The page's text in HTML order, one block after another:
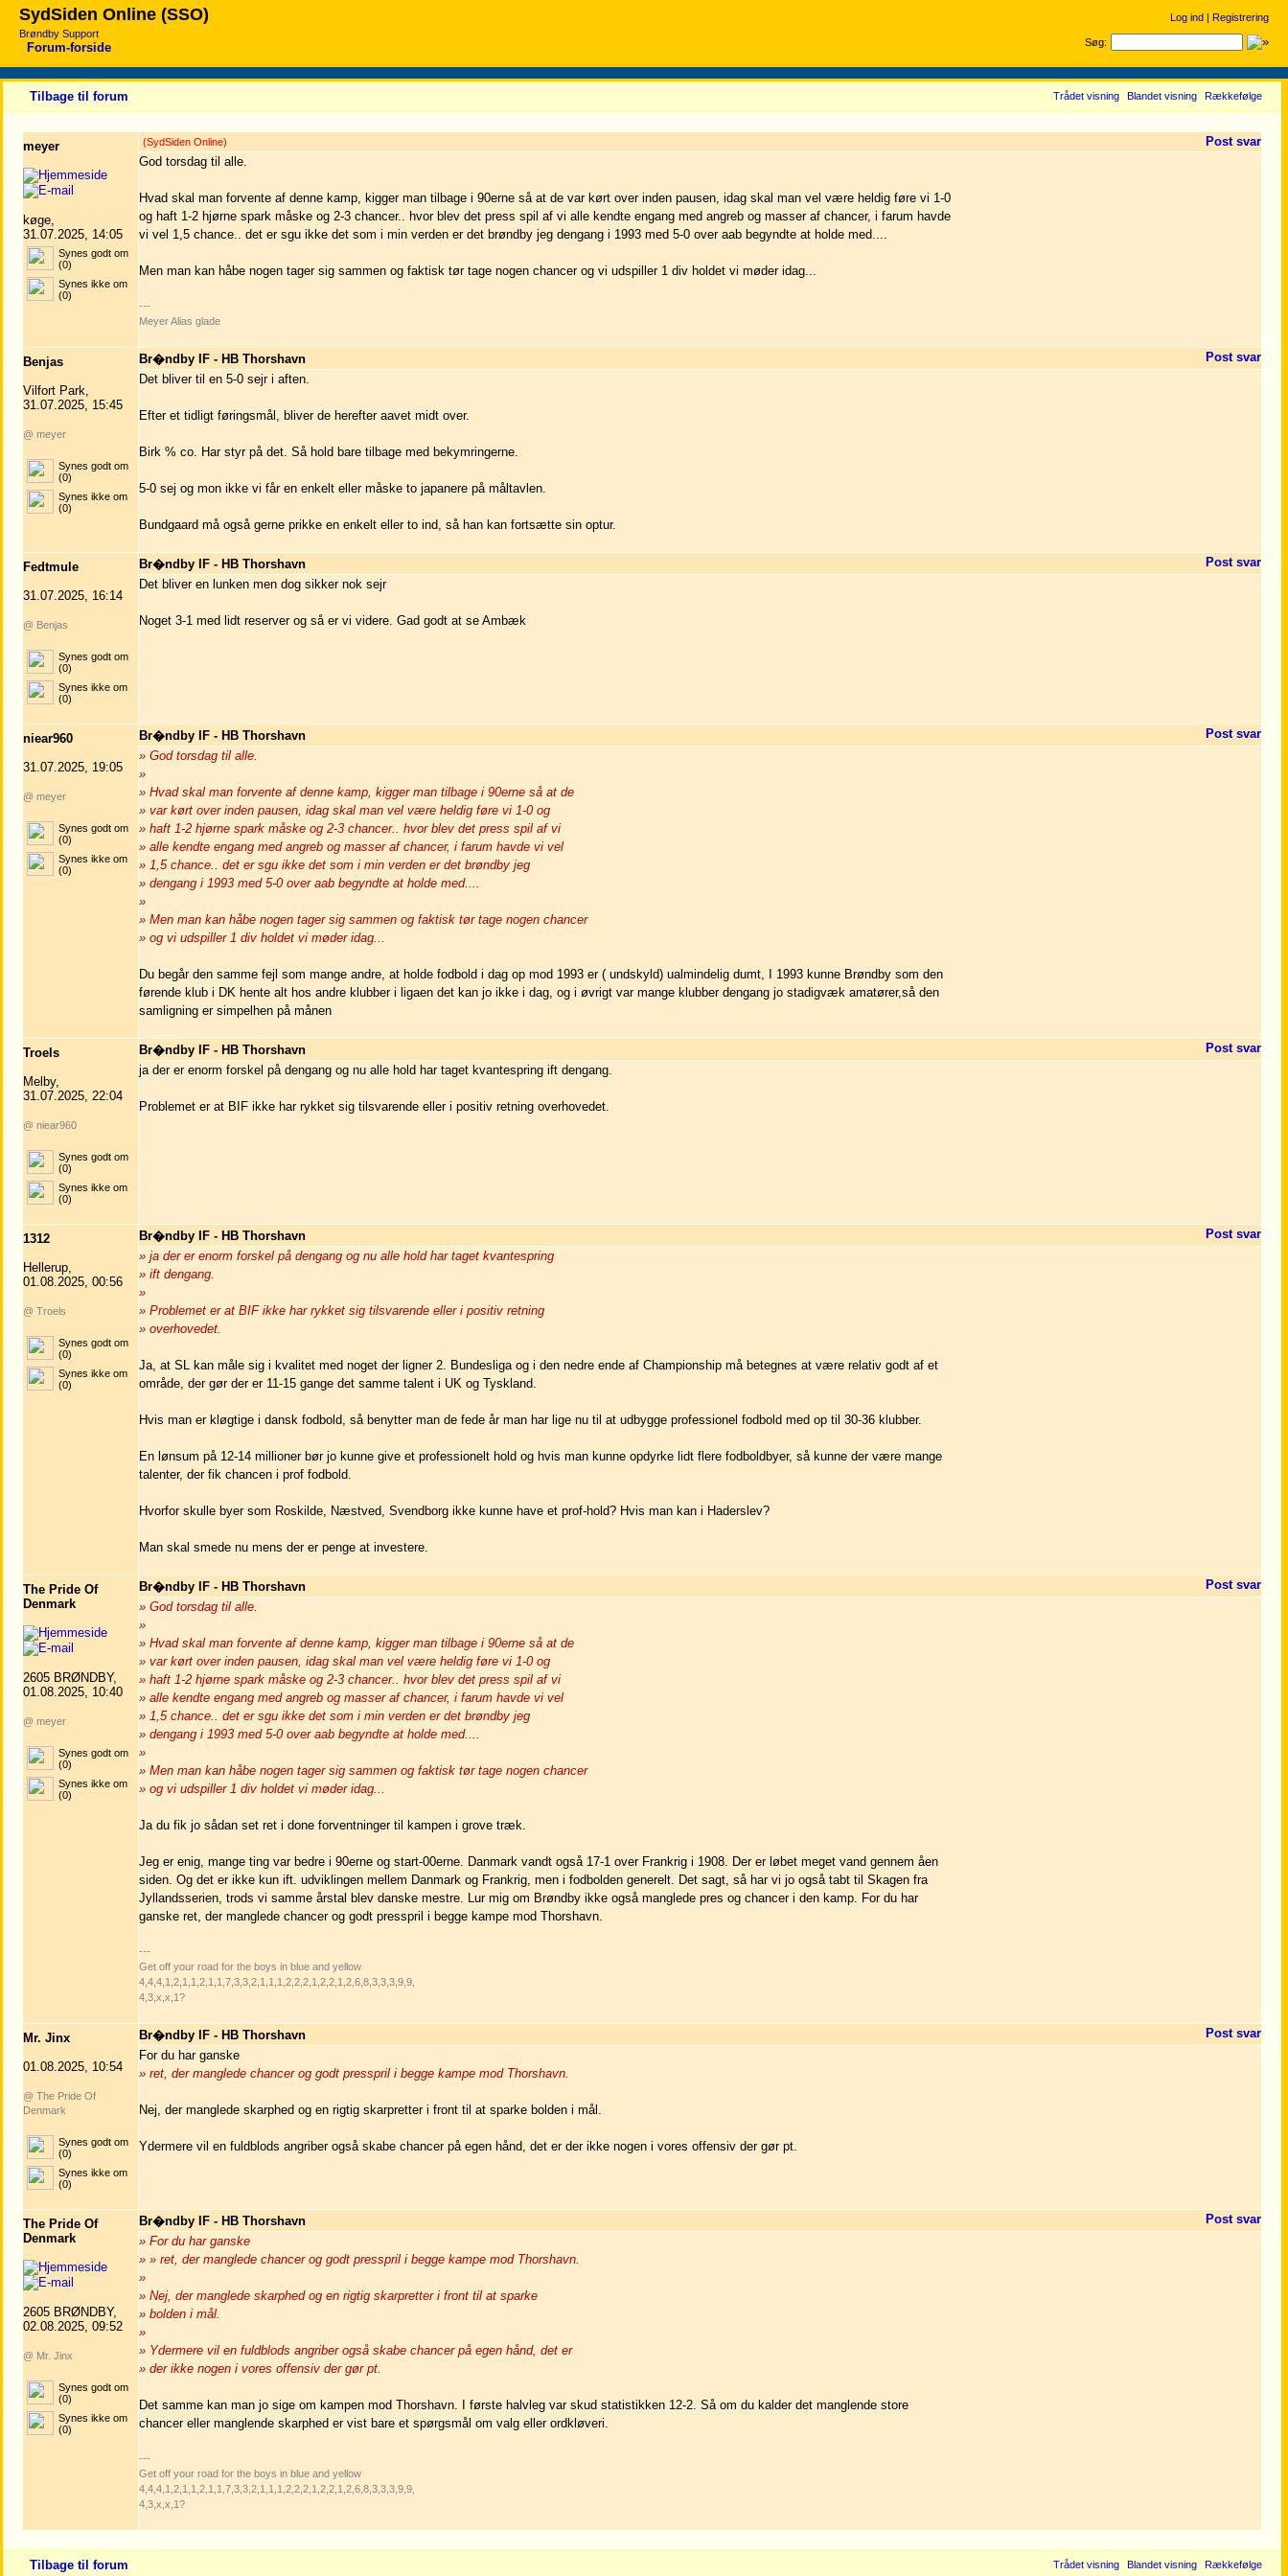
SydSiden Online (SSO)
Brøndby Support
Forum-forside
Log ind | Registrering
Søg:
Tilbage til forum Trådet visning Blandet visning Rækkefølge
meyer
køge,
31.07.2025, 14:05
Synes godt om
(0)
Synes ikke om
(0)
(SydSiden Online)
Post svar
God torsdag til alle.
Hvad skal man forvente af denne kamp, kigger man tilbage i 90erne så at de var kørt over inden pausen, idag skal man vel være heldig føre vi 1-0
og haft 1-2 hjørne spark måske og 2-3 chancer.. hvor blev det press spil af vi alle kendte engang med angreb og masser af chancer, i farum havde
vi vel 1,5 chance.. det er sgu ikke det som i min verden er det brøndby jeg dengang i 1993 med 5-0 over aab begyndte at holde med....
Men man kan håbe nogen tager sig sammen og faktisk tør tage nogen chancer og vi udspiller 1 div holdet vi møder idag...
---
Meyer Alias glade
Benjas
Vilfort Park,
31.07.2025, 15:45
@ meyer
Synes godt om
(0)
Synes ikke om
(0)
Br�ndby IF - HB Thorshavn
Post svar
Det bliver til en 5-0 sejr i aften.
Efter et tidligt føringsmål, bliver de herefter aavet midt over.
Birk % co. Har styr på det. Så hold bare tilbage med bekymringerne.
5-0 sej og mon ikke vi får en enkelt eller måske to japanere på måltavlen.
Bundgaard må også gerne prikke en enkelt eller to ind, så han kan fortsætte sin optur.
Fedtmule
31.07.2025, 16:14
@ Benjas
Synes godt om
(0)
Synes ikke om
(0)
Br�ndby IF - HB Thorshavn
Post svar
Det bliver en lunken men dog sikker nok sejr
Noget 3-1 med lidt reserver og så er vi videre. Gad godt at se Ambæk
niear960
31.07.2025, 19:05
@ meyer
Synes godt om
(0)
Synes ikke om
(0)
Br�ndby IF - HB Thorshavn
Post svar
» God torsdag til alle.
»
» Hvad skal man forvente af denne kamp, kigger man tilbage i 90erne så at de
» var kørt over inden pausen, idag skal man vel være heldig føre vi 1-0 og
» haft 1-2 hjørne spark måske og 2-3 chancer.. hvor blev det press spil af vi
» alle kendte engang med angreb og masser af chancer, i farum havde vi vel
» 1,5 chance.. det er sgu ikke det som i min verden er det brøndby jeg
» dengang i 1993 med 5-0 over aab begyndte at holde med....
»
» Men man kan håbe nogen tager sig sammen og faktisk tør tage nogen chancer
» og vi udspiller 1 div holdet vi møder idag...
Du begår den samme fejl som mange andre, at holde fodbold i dag op mod 1993 er ( undskyld) ualmindelig dumt, I 1993 kunne Brøndby som den
førende klub i DK hente alt hos andre klubber i ligaen det kan jo ikke i dag, og i øvrigt var mange klubber dengang jo stadigvæk amatører,så den
samligning er simpelhen på månen
Troels
Melby,
31.07.2025, 22:04
@ niear960
Synes godt om
(0)
Synes ikke om
(0)
Br�ndby IF - HB Thorshavn
Post svar
ja der er enorm forskel på dengang og nu alle hold har taget kvantespring ift dengang.
Problemet er at BIF ikke har rykket sig tilsvarende eller i positiv retning overhovedet.
1312
Hellerup,
01.08.2025, 00:56
@ Troels
Synes godt om
(0)
Synes ikke om
(0)
Br�ndby IF - HB Thorshavn
Post svar
» ja der er enorm forskel på dengang og nu alle hold har taget kvantespring
» ift dengang.
»
» Problemet er at BIF ikke har rykket sig tilsvarende eller i positiv retning
» overhovedet.
Ja, at SL kan måle sig i kvalitet med noget der ligner 2. Bundesliga og i den nedre ende af Championship må betegnes at være relativ godt af et
område, der gør der er 11-15 gange det samme talent i UK og Tyskland.
Hvis man er kløgtige i dansk fodbold, så benytter man de fede år man har lige nu til at udbygge professionel fodbold med op til 30-36 klubber.
En lønsum på 12-14 millioner bør jo kunne give et professionelt hold og hvis man kunne opdyrke lidt flere fodboldbyer, så kunne der være mange
talenter, der fik chancen i prof fodbold.
Hvorfor skulle byer som Roskilde, Næstved, Svendborg ikke kunne have et prof-hold? Hvis man kan i Haderslev?
Man skal smede nu mens der er penge at investere.
The Pride Of
Denmark
2605 BRØNDBY,
01.08.2025, 10:40
@ meyer
Synes godt om
(0)
Synes ikke om
(0)
Br�ndby IF - HB Thorshavn
Post svar
» God torsdag til alle.
»
» Hvad skal man forvente af denne kamp, kigger man tilbage i 90erne så at de
» var kørt over inden pausen, idag skal man vel være heldig føre vi 1-0 og
» haft 1-2 hjørne spark måske og 2-3 chancer.. hvor blev det press spil af vi
» alle kendte engang med angreb og masser af chancer, i farum havde vi vel
» 1,5 chance.. det er sgu ikke det som i min verden er det brøndby jeg
» dengang i 1993 med 5-0 over aab begyndte at holde med....
»
» Men man kan håbe nogen tager sig sammen og faktisk tør tage nogen chancer
» og vi udspiller 1 div holdet vi møder idag...
Ja du fik jo sådan set ret i done forventninger til kampen i grove træk.
Jeg er enig, mange ting var bedre i 90erne og start-00erne. Danmark vandt også 17-1 over Frankrig i 1908. Der er løbet meget vand gennem åen
siden. Og det er ikke kun ift. udviklingen mellem Danmark og Frankrig, men i fodbolden generelt. Det sagt, så har vi jo også tabt til Skagen fra
Jyllandsserien, trods vi samme årstal blev danske mestre. Lur mig om Brøndby ikke også manglede pres og chancer i den kamp. For du har
ganske ret, der manglede chancer og godt presspril i begge kampe mod Thorshavn.
---
Get off your road for the boys in blue and yellow
4,4,4,1,2,1,1,2,1,1,7,3,3,2,1,1,1,2,2,2,1,2,2,1,2,6,8,3,3,3,9,9,
4,3,x,x,1?
Mr. Jinx
01.08.2025, 10:54
@ The Pride Of
Denmark
Synes godt om
(0)
Synes ikke om
(0)
Br�ndby IF - HB Thorshavn
Post svar
For du har ganske
» ret, der manglede chancer og godt presspril i begge kampe mod Thorshavn.
Nej, der manglede skarphed og en rigtig skarpretter i front til at sparke bolden i mål.
Ydermere vil en fuldblods angriber også skabe chancer på egen hånd, det er der ikke nogen i vores offensiv der gør pt.
The Pride Of
Denmark
2605 BRØNDBY,
02.08.2025, 09:52
@ Mr. Jinx
Synes godt om
(0)
Synes ikke om
(0)
Br�ndby IF - HB Thorshavn
Post svar
» For du har ganske
» » ret, der manglede chancer og godt presspril i begge kampe mod Thorshavn.
»
» Nej, der manglede skarphed og en rigtig skarpretter i front til at sparke
» bolden i mål.
»
» Ydermere vil en fuldblods angriber også skabe chancer på egen hånd, det er
» der ikke nogen i vores offensiv der gør pt.
Det samme kan man jo sige om kampen mod Thorshavn. I første halvleg var skud statistikken 12-2. Så om du kalder det manglende store
chancer eller manglende skarphed er vist bare et spørgsmål om valg eller ordkløveri.
---
Get off your road for the boys in blue and yellow
4,4,4,1,2,1,1,2,1,1,7,3,3,2,1,1,1,2,2,2,1,2,2,1,2,6,8,3,3,3,9,9,
4,3,x,x,1?
Tilbage til forum Trådet visning Blandet visning Rækkefølge